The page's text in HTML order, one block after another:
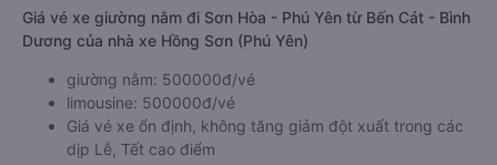
Giá vé xe giường nằm đi Sơn Hòa - Phú Yên từ Bến Cát - Bình
Dương của nhà xe Hồng Sơn (Phú Yên)
giường nằm: 500000đ/vé
limousine: 500000đ/vé
Giá vé xe ổn định, không tăng giảm đột xuất trong các
dịp Lễ, Tết cao điểm